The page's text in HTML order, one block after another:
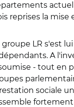
page sur
reprises la mise
groupe LR s'est
A
- tout en
sociale